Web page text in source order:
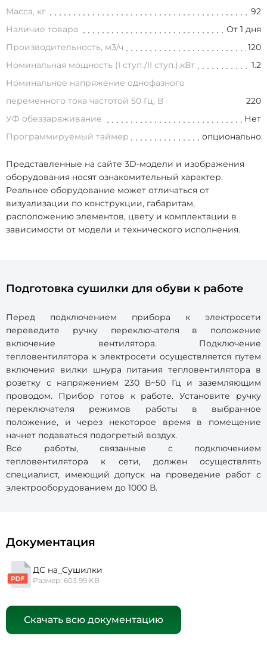
Масса, кг
92
Наличие товара
От 1 дня
Производительность, м3/ч
120
Номинальная мощность (I ступ./II ступ.),кВт
1.2
Номинальное напряжение однофазного
переменного тока частотой 50 Гц, В
220
УФ обеззараживание
Нет
Программируемый таймер
опционально
Представленные на сайте 3D-модели и изображения
оборудования носят ознакомительный характер.
Реальное оборудование может отличаться от
визуализации по конструкции, габаритам,
расположению элементов, цвету и комплектации в
зависимости от модели и технического исполнения.
Подготовка сушилки для обуви к работе
Перед подключением прибора к электросети
переведите ручку переключателя в положение
включение вентилятора. Подключение
тепловентилятора к электросети осуществляется путем
включения вилки шнура питания тепловентилятора в
розетку с напряжением 230 В~50 Гц и заземляющим
проводом. Прибор готов к работе. Установите ручку
переключателя режимов работы в выбранное
положение, и через некоторое время в помещение
начнет подаваться подогретый воздух.
Все работы, связанные с подключением
тепловентилятора к сети, должен осуществлять
специалист, имеющий допуск на проведение работ с
электрооборудованием до 1000 В.
Документация
ДС на_Сушилки
Размер: 603.99 KB
Скачать всю документацию